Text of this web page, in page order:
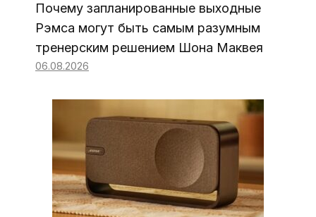
Почему запланированные выходные
Рэмса могут быть самым разумным
тренерским решением Шона Маквея
06.08.2026